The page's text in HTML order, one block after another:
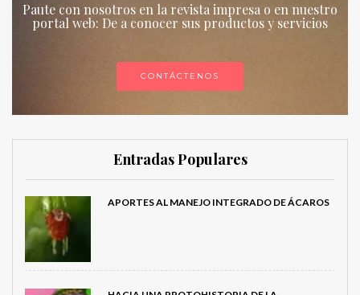
Paute con nosotros en la revista impresa o en nuestro
portal web: De a conocer sus productos y servicios
CONTÁCTENOS
Entradas Populares
APORTES AL MANEJO INTEGRADO DE ÁCAROS